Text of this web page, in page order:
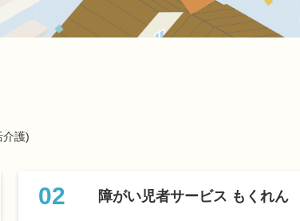
介護)
02 障がい児者サービス もくれん